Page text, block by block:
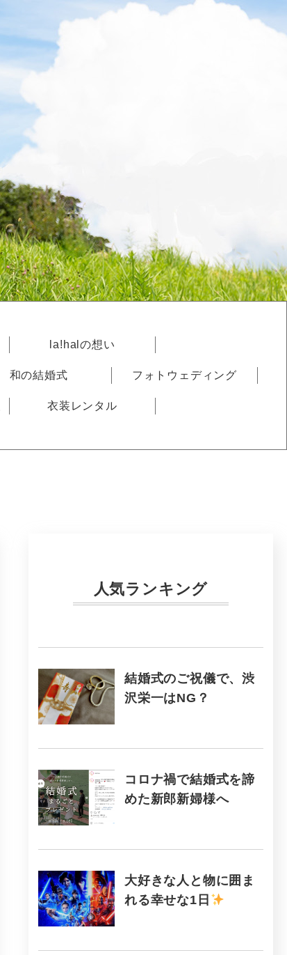
la!halの想い
和の結婚式 フォトウェディング
衣装レンタル
人気ランキング
結婚式のご祝儀で、渋
沢栄一はNG？
コロナ禍で結婚式を諦
めた新郎新婦様へ
大好きな人と物に囲ま
れる幸せな1日